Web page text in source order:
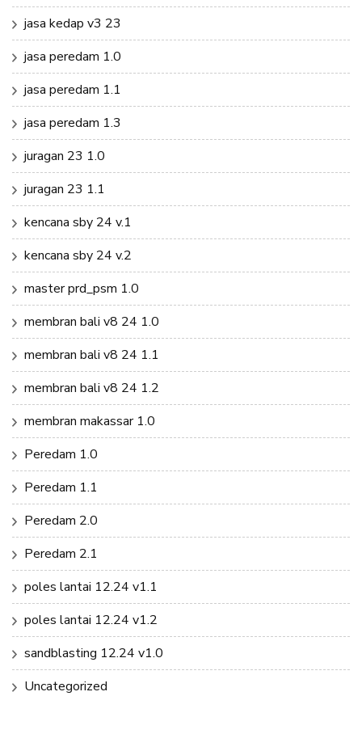
jasa kedap v3 23
jasa peredam 1.0
jasa peredam 1.1
jasa peredam 1.3
juragan 23 1.0
juragan 23 1.1
kencana sby 24 v.1
kencana sby 24 v.2
master prd_psm 1.0
membran bali v8 24 1.0
membran bali v8 24 1.1
membran bali v8 24 1.2
membran makassar 1.0
Peredam 1.0
Peredam 1.1
Peredam 2.0
Peredam 2.1
poles lantai 12.24 v1.1
poles lantai 12.24 v1.2
sandblasting 12.24 v1.0
Uncategorized